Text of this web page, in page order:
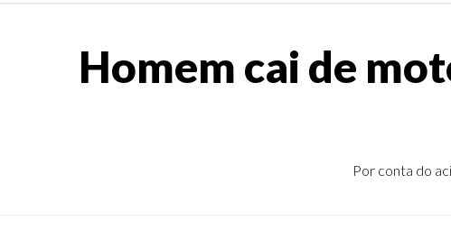
Homem cai de
Por conta do